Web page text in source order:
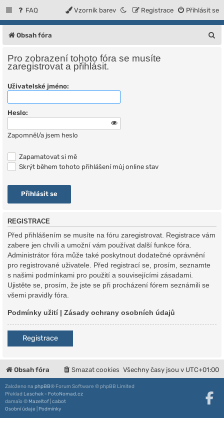
FAQ Přihlásit se
Registrace
Vzorník barev
Obsah fóra
Pro zobrazení tohoto fóra se musíte
zaregistrovat a přihlásit.
Uživatelské jméno:
Heslo:
Zapomněl/a jsem heslo
Zapamatovat si mě
Skrýt během tohoto přihlášení můj online stav
REGISTRACE
Před přihlášením se musíte na fóru zaregistrovat. Registrace vám
zabere jen chvíli a umožní vám používat další funkce fóra.
Administrátor fóra může také poskytnout dodatečné oprávnění
pro registrované uživatele. Před registrací se, prosím, seznamte
s našimi podmínkami pro použití a souvisejícími zásadami.
Ujistěte se, prosím, že jste se při procházení fórem seznámili se
všemi pravidly fóra.
Podmínky užití| Zásady ochrany osobních údajů
Registrace
Obsah fóra Všechny časy jsou v UTC+01:00
Smazat cookies
Založeno na phpBB® Forum Software © phpBB Limited
Překlad Leschek - FotoNomad.cz
damaïo © Mazeltof cabot
Osobní údaje
Podmínky